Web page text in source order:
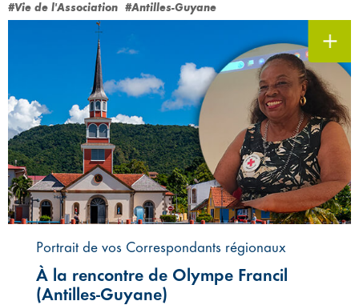
#Vie de l'Association #Antilles-Guyane
Portrait de vos Correspondants régionaux
À la rencontre de Olympe Francil
(Antilles-Guyane)